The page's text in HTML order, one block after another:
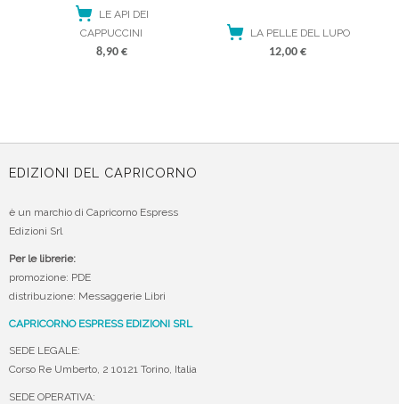
LE API DEI
CAPPUCCINI
8,90 €
LA PELLE DEL LUPO
12,00 €
EDIZIONI DEL CAPRICORNO
è un marchio di Capricorno Espress
Edizioni Srl
Per le librerie:
promozione: PDE
distribuzione: Messaggerie Libri
CAPRICORNO ESPRESS EDIZIONI SRL
SEDE LEGALE:
Corso Re Umberto, 2 10121 Torino, Italia
SEDE OPERATIVA: